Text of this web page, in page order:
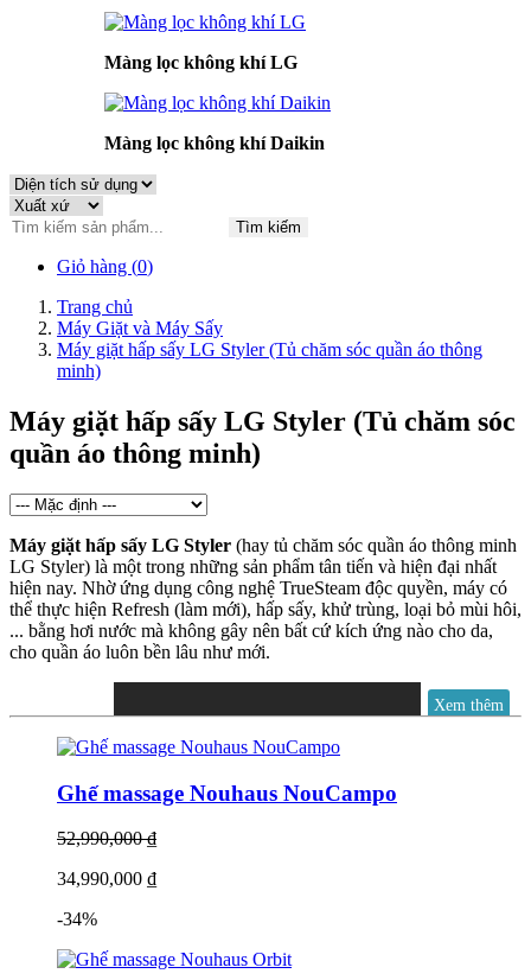
Màng lọc không khí LG
Màng lọc không khí Daikin
Tìm kiếm
Giỏ hàng (0)
Trang chủ
Máy Giặt và Máy Sấy
Máy giặt hấp sấy LG Styler (Tủ chăm sóc quần áo thông
minh)
Máy giặt hấp sấy LG Styler (Tủ chăm sóc
quần áo thông minh)
Máy giặt hấp sấy LG Styler (hay tủ chăm sóc quần áo thông minh
LG Styler) là một trong những sản phẩm tân tiến và hiện đại nhất
hiện nay. Nhờ ứng dụng công nghệ TrueSteam độc quyền, máy có
thể thực hiện Refresh (làm mới), hấp sấy, khử trùng, loại bỏ mùi hôi,
... bằng hơi nước mà không gây nên bất cứ kích ứng nào cho da,
cho quần áo luôn bền lâu như mới.
Xem thêm
Ghế massage Nouhaus NouCampo
52,990,000 ₫
34,990,000 ₫
-34%